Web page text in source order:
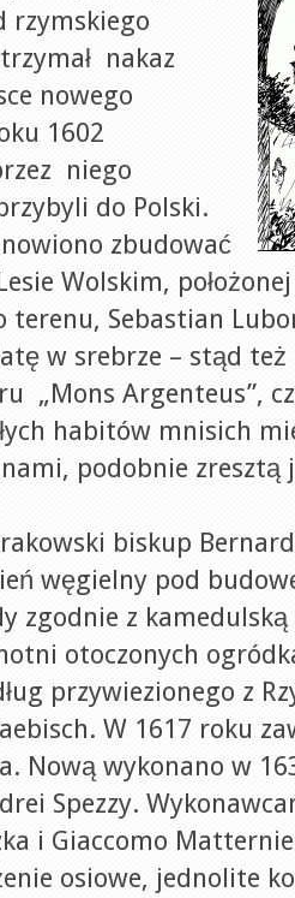
rzymskiego
nakaz
nowego
1602
niego
do Polski.
zbudować
Wolskim,
terenu, Sebastian
w srebrze – stąd
„Mons Argenteus”,
habitów mnisich
podobnie zresztą
biskup
węgielny pod
zgodnie z kamedulską
otoczonych
przywiezionego z
W 1617 roku
Nową wykonano w
Spezzy.
i Giaccomo
osiowe, jednolite